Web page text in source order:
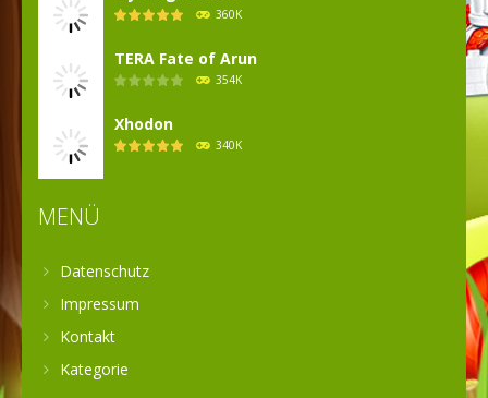
360K
TERA Fate of Arun
354K
Xhodon
340K
MENÜ
Datenschutz
Impressum
Kontakt
Kategorie